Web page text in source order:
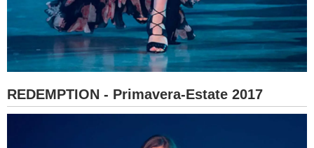
REDEMPTION - Primavera-Estate 2017